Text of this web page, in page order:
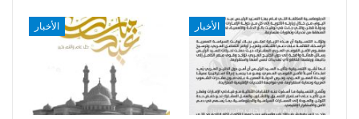
الأخبار الأخبار